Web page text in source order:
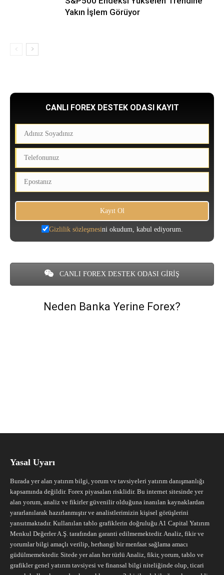
Yakın İşlem Görüyor
CANLI FOREX DESTEK ODASI KAYIT
Gizlilik sözleşmesini okudum, kabul ediyorum.
CANLI FOREX DESTEK ODASI GİRİŞ
Neden Banka Yerine Forex?
Yasal Uyarı
Burada yer alan yatırım bilgi, yorum ve tavsiyeleri yatırım danışmanlığı
kapsamında değildir. Forex piyasaları risklidir. Bu internet sitesinde yer
alan yorum, analiz ve fikirler güvenilir olduğuna inanılan kaynaklardan
yararlanılarak hazırlanmıştır ve analistlerimizin kişisel görüşlerini
yansıtmaktadır. Kullanılan tablo grafiklerin doğruluğu A1 Capital Yatırım
Menkul Değerler A.Ş. tarafından garanti edilmemektedir. Analiz, fikir ve
yorumlar bilgi amaçlı verilip, herhangi bir menfaat sağlama amacı
güdülmemektedir. Sitede yer alan her türlü Analiz, fikir, yorum, tablo ve
grafikler genel yatırım tavsiyesi ve finansal bilgi niteliğinde olup, ticari